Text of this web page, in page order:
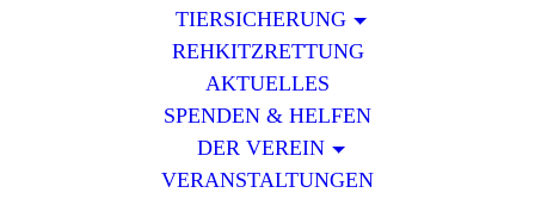
TIERSICHERUNG
REHKITZRETTUNG
AKTUELLES
SPENDEN & HELFEN
DER VEREIN
VERANSTALTUNGEN